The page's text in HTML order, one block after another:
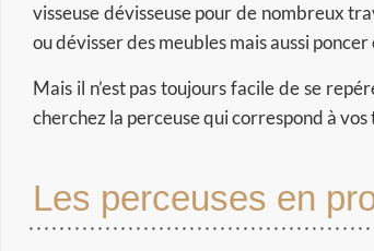
visseuse dévisseuse pour de nombreux
ou dévisser des meubles mais aussi
Mais il n’est pas toujours facile de se
cherchez la perceuse qui correspond à
Les perceuses en